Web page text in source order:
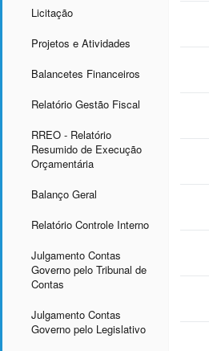
Licitação
Projetos e Atividades
Balancetes Financeiros
Relatório Gestão Fiscal
RREO - Relatório
Resumido de Execução
Orçamentária
Balanço Geral
Relatório Controle Interno
Julgamento Contas
Governo pelo Tribunal de
Contas
Julgamento Contas
Governo pelo Legislativo